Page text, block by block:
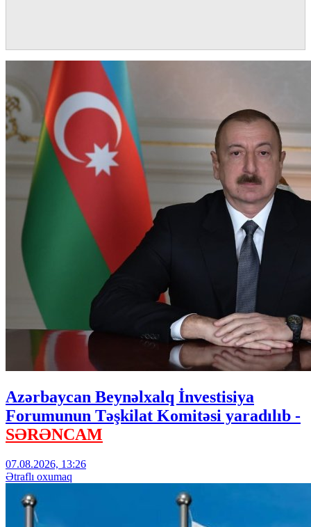
Azərbaycan Beynəlxalq İnvestisiya
Forumunun Təşkilat Komitəsi yaradılıb -
SƏRƏNCAM
07.08.2026, 13:26
Ətraflı oxumaq